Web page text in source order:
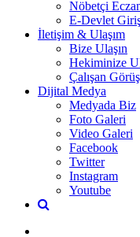
Nöbetçi
E-Devlet
İletişim & Ulaşım
Bize Ulaşın
Hekiminize
Çalışan
Dijital Medya
Medyada Biz
Foto Galeri
Video Galeri
Facebook
Twitter
Instagram
Youtube